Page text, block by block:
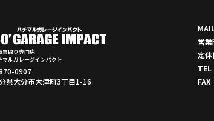
買取り専門店
マルガレージインパクト
0907
県大分市大津町3丁目1-16
営
定休
TEL
FAX